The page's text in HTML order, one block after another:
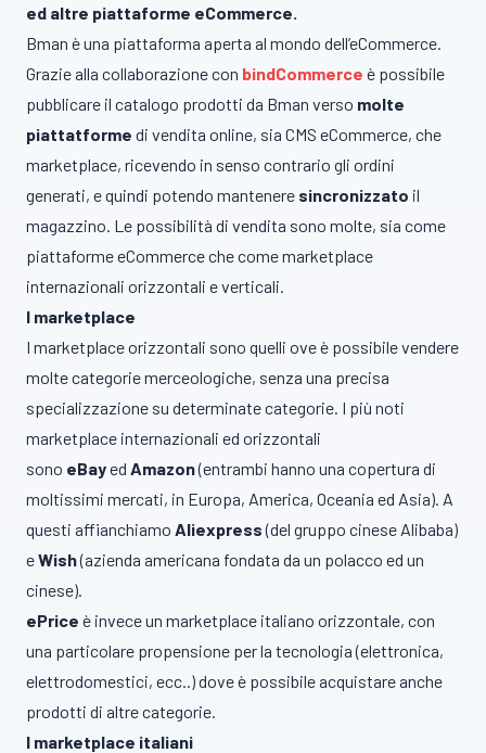
ed altre piattaforme eCommerce.
Bman è una piattaforma aperta al mondo dell’eCommerce.
Grazie alla collaborazione con bindCommerce è possibile
pubblicare il catalogo prodotti da Bman verso molte
piattatforme di vendita online, sia CMS eCommerce, che
marketplace, ricevendo in senso contrario gli ordini
generati, e quindi potendo mantenere sincronizzato il
magazzino. Le possibilità di vendita sono molte, sia come
piattaforme eCommerce che come marketplace
internazionali orizzontali e verticali.
I marketplace
I marketplace orizzontali sono quelli ove è possibile vendere
molte categorie merceologiche, senza una precisa
specializzazione su determinate categorie. I più noti
marketplace internazionali ed orizzontali
sono eBayed Amazon(entrambi hanno una copertura di
moltissimi mercati, in Europa, America, Oceania ed Asia). A
questi affianchiamo Aliexpress(del gruppo cinese Alibaba)
eWish(azienda americana fondata da un polacco ed un
cinese).
ePrice è invece un marketplace italiano orizzontale, con
una particolare propensione per la tecnologia (elettronica,
elettrodomestici, ecc..) dove è possibile acquistare anche
prodotti di altre categorie.
I marketplace italiani